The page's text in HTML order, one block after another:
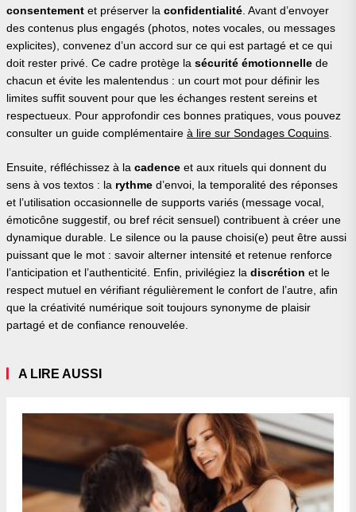
consentement et préserver la confidentialité . Avant d’envoyer
des contenus plus engagés (photos, notes vocales, ou messages
explicites), convenez d’un accord sur ce qui est partagé et ce qui
doit rester privé. Ce cadre protège la sécurité émotionnelle de
chacun et évite les malentendus : un court mot pour définir les
limites suffit souvent pour que les échanges restent sereins et
respectueux. Pour approfondir ces bonnes pratiques, vous pouvez
consulter un guide complémentaire à lire sur Sondages Coquins
Ensuite, réfléchissez à la cadence et aux rituels qui donnent du
sens à vos textos : la rythme d’envoi, la temporalité des réponses
et l’utilisation occasionnelle de supports variés (message vocal,
émoticône suggestif, ou bref récit sensuel) contribuent à créer une
dynamique durable. Le silence ou la pause choisi(e) peut être aussi
puissant que le mot : savoir alterner intensité et retenue renforce
l’anticipation et l’authenticité. Enfin, privilégiez la discrétion et le
respect mutuel en vérifiant régulièrement le confort de l’autre, afin
que la créativité numérique soit toujours synonyme de plaisir
partagé et de confiance renouvelée.
A LIRE AUSSI